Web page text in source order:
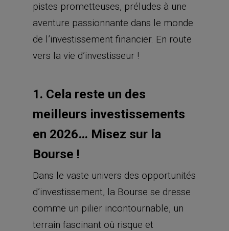
pistes prometteuses, préludes à une
aventure passionnante dans le monde
de l’investissement financier. En route
vers la vie d’investisseur !
1. Cela reste un des
meilleurs investissements
en 2026… Misez sur la
Bourse !
Dans le vaste univers des opportunités
d’investissement, la Bourse se dresse
comme un pilier incontournable, un
terrain fascinant où risque et